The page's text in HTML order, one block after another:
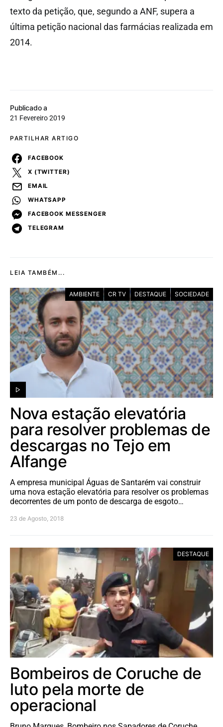
Publicado a
21 Fevereiro 2019
PARTILHAR ARTIGO
FACEBOOK
X (TWITTER)
EMAIL
WHATSAPP
FACEBOOK MESSENGER
TELEGRAM
texto da petição, que, segundo a ANF, supera a
última petição nacional das farmácias realizada em
2014.
LEIA TAMBÉM...
AMBIENTE CR TV DESTAQUE SOCIEDADE
Nova estação elevatória
para resolver problemas de
descargas no Tejo em
Alfange
A empresa municipal Águas de Santarém vai construir
uma nova estação elevatória para resolver os problemas
decorrentes de um ponto de descarga de esgoto…
23 de Agosto, 2018
DESTAQUE
Bombeiros de Coruche de
luto pela morte de
operacional